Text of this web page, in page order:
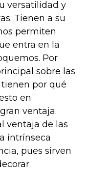
versatilidad y
Tienen a su
permiten
entra en la
Por
sobre las
por qué
en
ventaja.
ventaja de las
intrínseca
pues sirven